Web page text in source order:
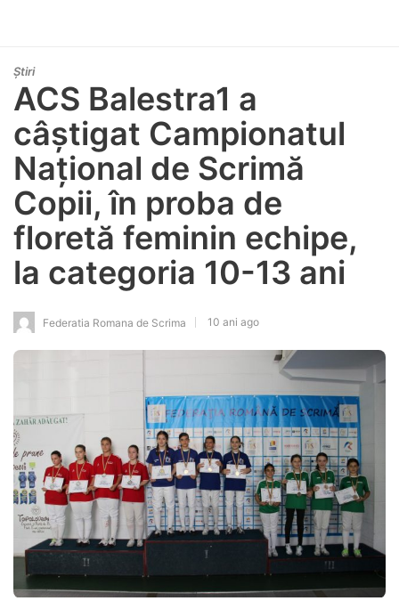
Știri
ACS Balestra1 a
câștigat Campionatul
Național de Scrimă
Copii, în proba de
floretă feminin echipe,
la categoria 10-13 ani
Federatia Romana de Scrima 10 ani ago